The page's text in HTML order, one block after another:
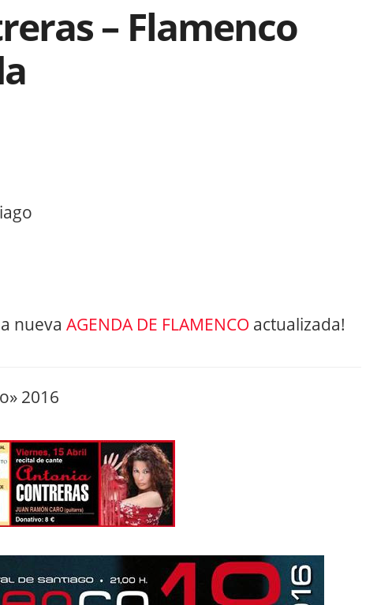
– Flamenco
nueva AGENDA DE FLAMENCO actualizada!
2016